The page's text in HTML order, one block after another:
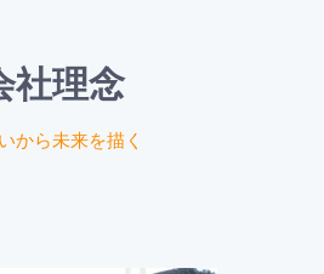
社理念
から未来を描く